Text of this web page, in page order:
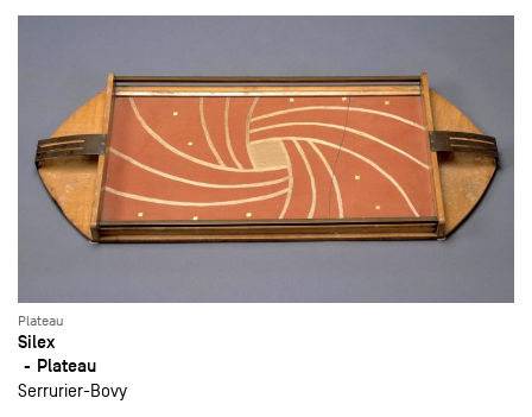
Plateau
Silex
Plateau
Serrurier-Bovy